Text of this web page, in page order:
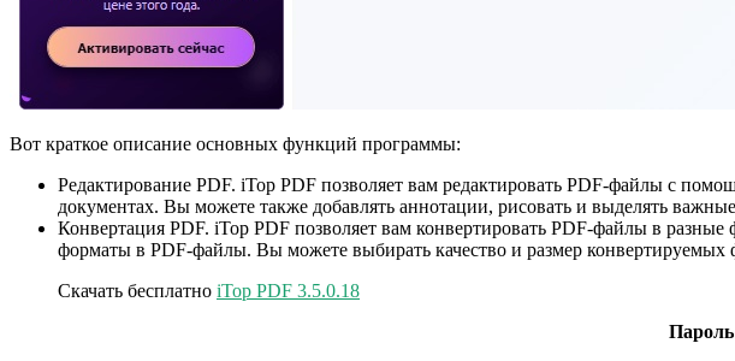
Вот краткое описание основных функций программы:
Редактирование PDF. iTop PDF позволяет вам редактировать PDF-файлы с
документах. Вы можете также добавлять аннотации, рисовать и выделять
Конвертация PDF. iTop PDF позволяет вам конвертировать PDF-файлы в
форматы в PDF-файлы. Вы можете выбирать качество и размер конвертируемых
Скачать бесплатно iTop PDF 3.5.0.18